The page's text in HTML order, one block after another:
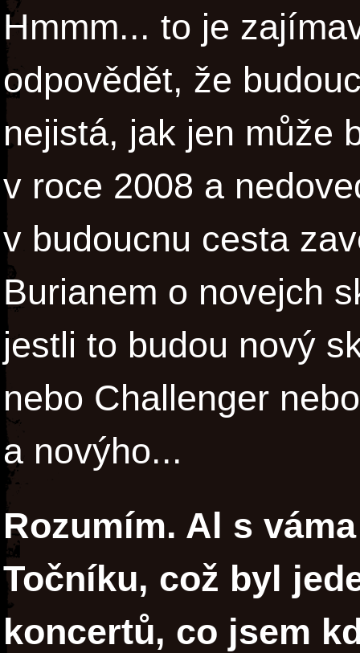
Hmmm... to je
odpovědět, že
nejistá, jak jen může
v roce 2008 a
v budoucnu cesta
Burianem o novejch
jestli to budou nový
nebo Challenger
a novýho...
Rozumím. Al s
Točníku, což byl
koncertů, co jsem